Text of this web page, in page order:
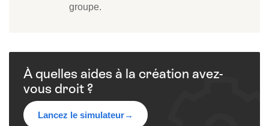
groupe.
À quelles aides à la création avez-
vous droit ?
Lancez le simulateur→